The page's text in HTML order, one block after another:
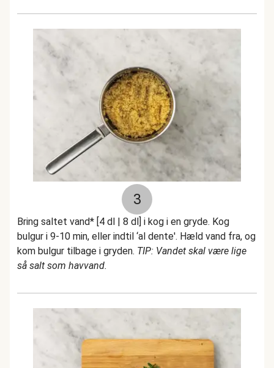
3
Bring saltet vand* [4 dl | 8 dl] i kog i en gryde. Kog
bulgur i 9-10 min, eller indtil ‘al dente'. Hæld vand fra, og
kom bulgur tilbage i gryden. TIP: Vandet skal være lige
så salt som havvand.